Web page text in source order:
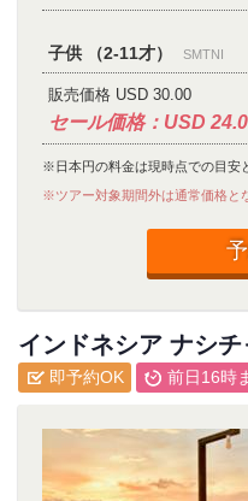
子供 （2-11才） SMTNI
販売価格 USD 30.00
セール価格：USD
※日本円の料金は現時点での目安
※ツアー対象期間外は通常価格と
インドネシア ナシ
即予約OK 前日16時